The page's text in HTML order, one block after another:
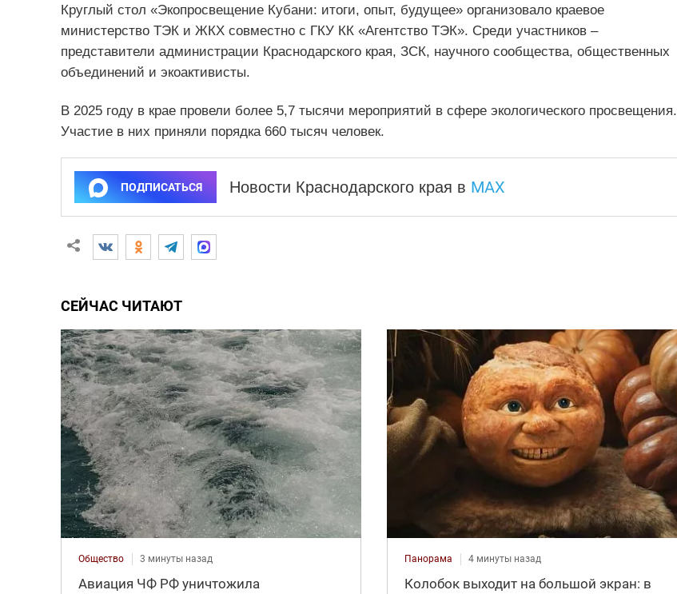
Круглый стол «Экопросвещение Кубани: итоги, опыт, будущее» организовало краевое
министерство ТЭК и ЖКХ совместно с ГКУ КК «Агентство ТЭК». Среди участников –
представители администрации Краснодарского края, ЗСК, научного сообщества, общественных
объединений и экоактивисты.
В 2025 году в крае провели более 5,7 тысячи мероприятий в сфере экологического просвещения.
Участие в них приняли порядка 660 тысяч человек.
ПОДПИСАТЬСЯ Новости Краснодарского края в MAX
СЕЙЧАС ЧИТАЮТ
Общество 3 минуты назад
Авиация ЧФ РФ уничтожила
Панорама 4 минуты назад
Колобок выходит на большой экран: в